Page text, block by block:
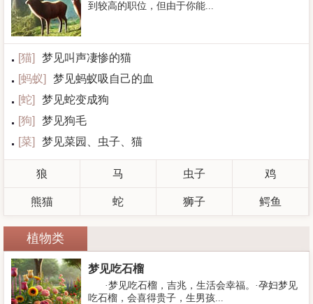
到较高的职位，但由于你能...
[猫]
梦见叫声凄惨的猫
[蚂蚁]
梦见蚂蚁吸自己的血
[蛇]
梦见蛇变成狗
[狗]
梦见狗毛
[菜] 梦见菜园、虫子、猫
狼 马 虫子 鸡
熊猫 蛇 狮子 鳄鱼
植物类
梦见吃石榴
·梦见吃石榴，吉兆，生活会幸福。·孕妇梦见
吃石榴，会喜得贵子，生男孩...